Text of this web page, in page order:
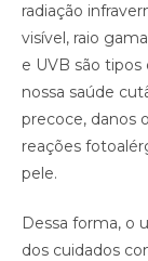
radiação
visível, raio
e UVB são
nossa saúde
precoce, danos
reações
pele.
Dessa forma, o
dos cuidados